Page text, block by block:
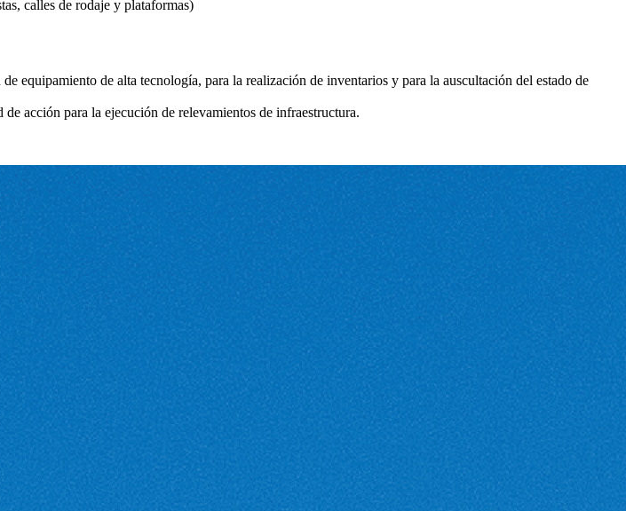
calles de rodaje y plataformas)
equipamiento de alta tecnología, para la realización de inventarios y para la auscultación del estado de
acción para la ejecución de relevamientos de infraestructura.